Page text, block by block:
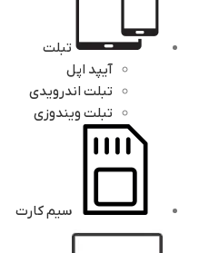
تبلت
آیپد اپل
تبلت اندرویدی
تبلت ویندوزی
سیم کارت